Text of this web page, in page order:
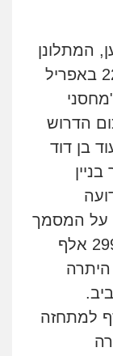
המתלונן
נתן הסכמתו לביצוע העסקה. ב-22 באפריל
הדרוש
בן דוד
על המסמך
המזויף. הוא ביקש שימסרו לידיו 299 אלף
למתחזה